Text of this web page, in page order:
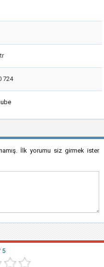
724
İlk yorumu siz girmek ister
5